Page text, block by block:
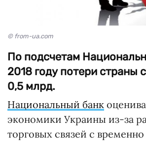
© from-ua.com
По подсчетам
2018 году потери страны
0,5 млрд.
Национальный банк
экономики Украины из-за
торговых связей с временно